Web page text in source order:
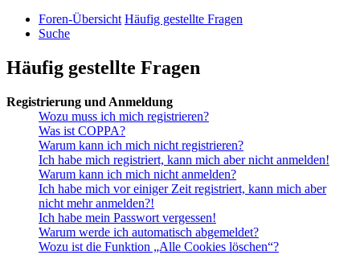
Foren-Übersicht Häufig gestellte Fragen
Suche
Häufig gestellte Fragen
Registrierung und Anmeldung
Wozu muss ich mich registrieren?
Was ist COPPA?
Warum kann ich mich nicht registrieren?
Ich habe mich registriert, kann mich aber nicht anmelden!
Warum kann ich mich nicht anmelden?
Ich habe mich vor einiger Zeit registriert, kann mich aber
nicht mehr anmelden?!
Ich habe mein Passwort vergessen!
Warum werde ich automatisch abgemeldet?
Wozu ist die Funktion „Alle Cookies löschen“?